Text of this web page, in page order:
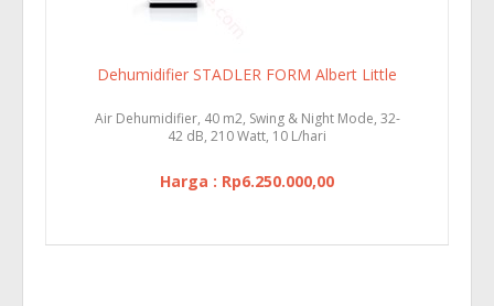
Dehumidifier STADLER FORM Albert Little
Air Dehumidifier, 40 m2, Swing & Night Mode, 32-
42 dB, 210 Watt, 10 L/hari
Harga : Rp6.250.000,00